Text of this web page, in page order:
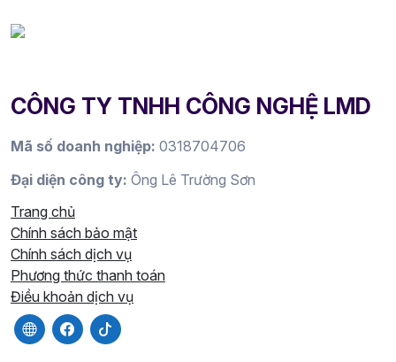
CÔNG TY TNHH CÔNG NGHỆ LMD
Mã số doanh nghiệp: 0318704706
Đại diện công ty: Ông Lê Trường Sơn
Trang chủ
Chính sách bảo mật
Chính sách dịch vụ
Phương thức thanh toán
Điều khoản dịch vụ